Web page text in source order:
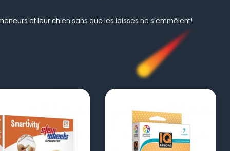
et leur chien sans que les laisses ne s’emmêlent!